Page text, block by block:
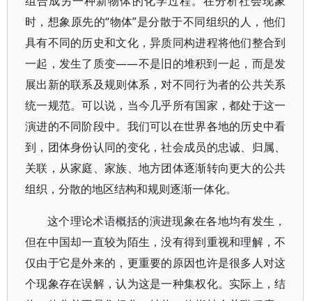
时，想象原先的“物体”是分散于不同组织的人，他们
具有不同的历史和文化，异质同构进程将他们整合到
一起，发生了质变——不是旧的堆积到一起，而是发
展出新的联系及规则体系，对不同行为者的公共关系
统一规范。可以说，当今几乎所有国家，都处于这一
演进的不同阶段中。我们可以在世界各地的历史中看
到，团体身份认同的变化，社会成员的忠诚、归属、
关联，从家庭、家族、地方团体逐渐转向更大的公共
组织，分散的地区结构和规则逐渐一体化。
这个理论术语概括的演进现象在各地均有发生，
但在中国却一直较为陌生，没有得到重视和理解，不
仅由于它是外来的，更重要的原因也许是很多人对这
个现象存在误解，认为这是一种集权化。实际上，结